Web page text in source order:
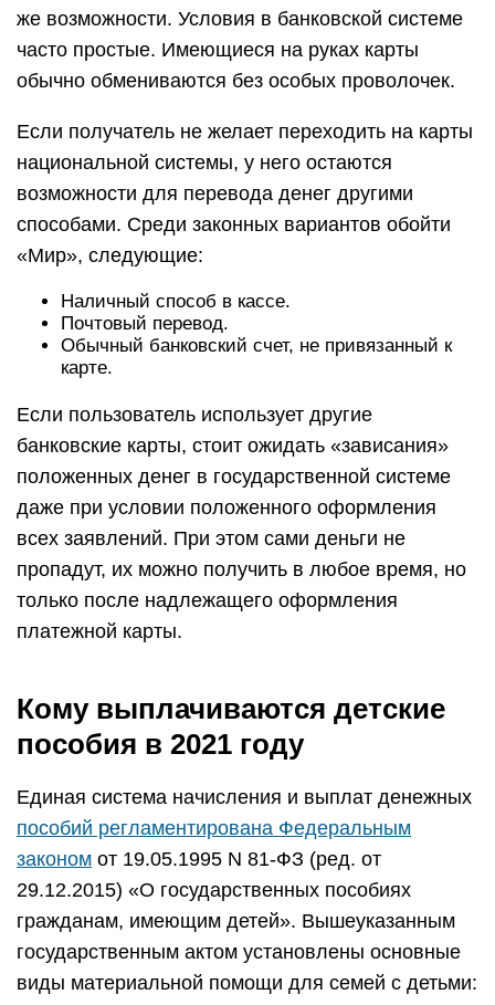
же возможности. Условия в банковской системе
часто простые. Имеющиеся на руках карты
обычно обмениваются без особых проволочек.
Если получатель не желает переходить на карты
национальной системы, у него остаются
возможности для перевода денег другими
способами. Среди законных вариантов обойти
«Мир», следующие:
Наличный способ в кассе.
Почтовый перевод.
Обычный банковский счет, не привязанный к
карте.
Если пользователь использует другие
банковские карты, стоит ожидать «зависания»
положенных денег в государственной системе
даже при условии положенного оформления
всех заявлений. При этом сами деньги не
пропадут, их можно получить в любое время, но
только после надлежащего оформления
платежной карты.
Кому выплачиваются детские
пособия в 2021 году
Единая система начисления и выплат денежных
пособий регламентирована Федеральным
законом от 19.05.1995 N 81-ФЗ (ред. от
29.12.2015) «О государственных пособиях
гражданам, имеющим детей». Вышеуказанным
государственным актом установлены основные
виды материальной помощи для семей с детьми: